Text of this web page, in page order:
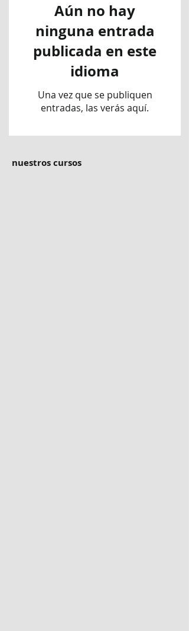
Aún no hay
ninguna entrada
publicada en este
idioma
Una vez que se publiquen
entradas, las verás aquí.
nuestros cursos